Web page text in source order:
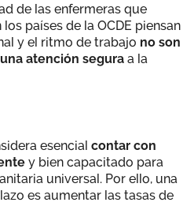
de las enfermeras que
países de la OCDE piensan
y el ritmo de trabajo no son
atención segura a la
esencial contar con
y bien capacitado para
universal. Por ello, una
es aumentar las tasas de